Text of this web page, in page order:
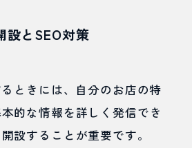
設とSEO対策
ときには、自分のお店の特
的な情報を詳しく発信でき
設することが重要です。